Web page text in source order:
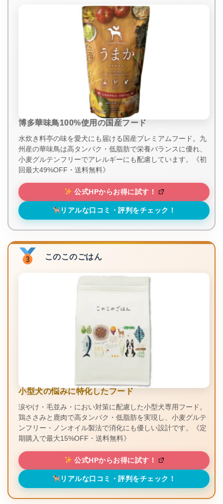
博多華味鳥100%使用の国産フード
水炊き料亭の味を愛犬にも届ける国産プレミアムフード。九
州産の華味鳥は高タンパク・低脂肪で栄養バランスに優れ、
小麦グルテンフリーでアレルギーにも配慮しています。《初
回最大49%OFF・送料無料》
公式HPからお得に試す！
リアルな口コミ・評判をチェック！
このこのごはん
小型犬の悩みに特化したフード
涙やけ・毛並み・におい対策に配慮した小型犬専用フード。
鶏ささみと鹿肉で高タンパク・低脂肪を実現し、小麦グルテ
ンフリー・ノンオイル製法で消化にも優しい設計です。《定
期購入で最大15%OFF・送料無料》
公式HPからお得に試す！
リアルな口コミ・評判をチェック！